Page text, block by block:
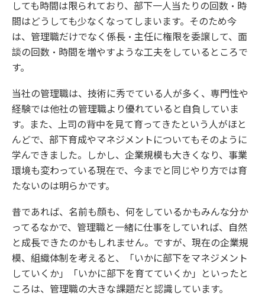
しても時間は限られており、部下一人当たりの回数・時
間はどうしても少なくなってしまいます。そのため今
は、管理職だけでなく係長・主任に権限を委譲して、面
談の回数・時間を増やすような工夫をしているところで
す。
当社の管理職は、技術に秀でている人が多く、専門性や
経験では他社の管理職より優れていると自負していま
す。また、上司の背中を見て育ってきたという人がほと
んどで、部下育成やマネジメントについてもそのように
学んできました。しかし、企業規模も大きくなり、事業
環境も変わっている現在で、今までと同じやり方では育
たないのは明らかです。
昔であれば、名前も顔も、何をしているかもみんな分か
ってるなかで、管理職と一緒に仕事をしていれば、自然
と成長できたのかもしれません。ですが、現在の企業規
模、組織体制を考えると、「いかに部下をマネジメント
していくか」「いかに部下を育てていくか」といったと
ころは、管理職の大きな課題だと認識しています。